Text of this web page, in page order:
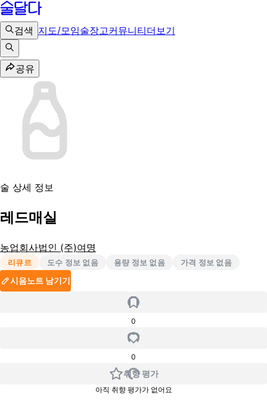
검색 지도/모임술장고커뮤니티더보기
공유
술 상세 정보
레드매실
농업회사법인 (주)여명
리큐르 도수 정보 없음 용량 정보 없음 가격 정보 없음
시음노트 남기기
0
0
취향 평가
아직 취향 평가가 없어요